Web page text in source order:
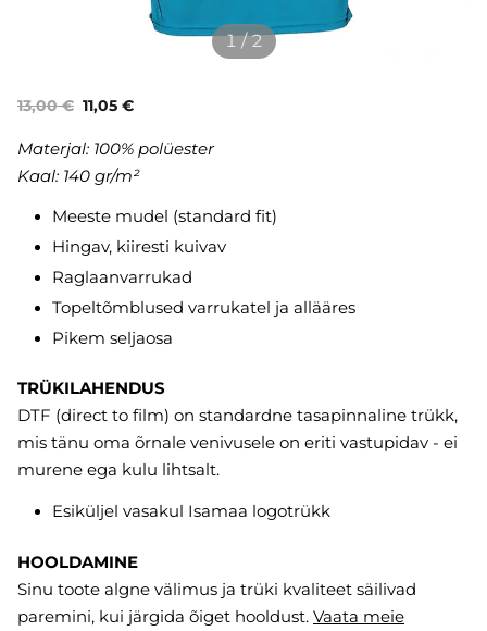
1 / 2
13,00 € 11,05 €
Materjal: 100% polüester
Kaal: 140 gr/m²
Meeste mudel (standard fit)
Hingav, kiiresti kuivav
Raglaanvarrukad
Topeltõmblused varrukatel ja allääres
Pikem seljaosa
TRÜKILAHENDUS
DTF (direct to film) on standardne tasapinnaline trükk,
mis tänu oma õrnale venivusele on eriti vastupidav - ei
murene ega kulu lihtsalt.
Esiküljel vasakul Isamaa logotrükk
HOOLDAMINE
Sinu toote algne välimus ja trüki kvaliteet säilivad
paremini, kui järgida õiget hooldust. Vaata meie